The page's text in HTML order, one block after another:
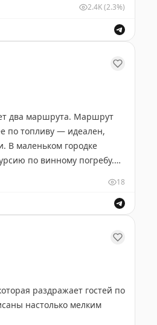
2.4K(2.3%)
два маршрута. Маршрут
по топливу — идеален,
В маленьком городке
по винному погребу.
особенно если
18
раздражает гостей по
настолько мелким